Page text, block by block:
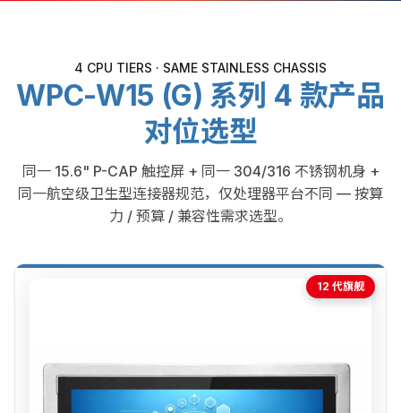
4 CPU TIERS · SAME STAINLESS CHASSIS
WPC-W15 (G) 系列 4 款产品
对位选型
同一 15.6" P-CAP 触控屏 + 同一 304/316 不锈钢机身 +
同一航空级卫生型连接器规范，仅处理器平台不同 — 按算
力 / 预算 / 兼容性需求选型。
12 代旗舰